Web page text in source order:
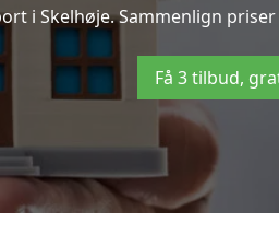
i Skelhøje. Sammenlign
Få 3 tilbud,